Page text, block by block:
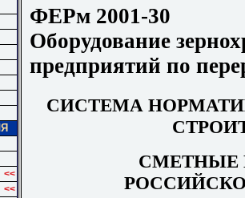
<<
<<
ФЕРм 2001-30
Оборудование
предприятий по
СИСТЕМА
СМЕТНЫЕ